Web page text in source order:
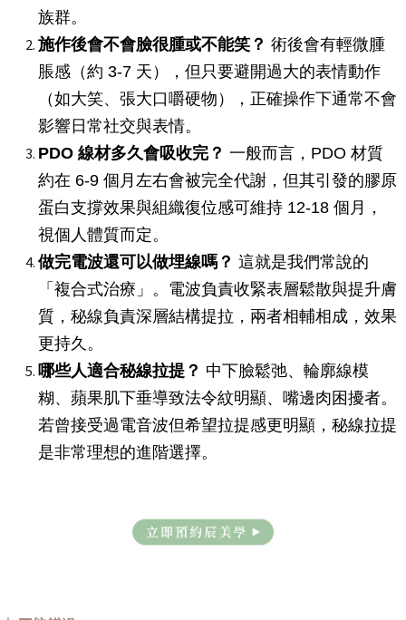
族群。
施作後會不會臉很腫或不能笑？ 術後會有輕微腫
脹感（約 3-7 天），但只要避開過大的表情動作
（如大笑、張大口嚼硬物），正確操作下通常不會
影響日常社交與表情。
PDO 線材多久會吸收完？ 一般而言，PDO 材質
約在 6-9 個月左右會被完全代謝，但其引發的膠原
蛋白支撐效果與組織復位感可維持 12-18 個月，
視個人體質而定。
做完電波還可以做埋線嗎？ 這就是我們常說的
「複合式治療」。電波負責收緊表層鬆散與提升膚
質，秘線負責深層結構提拉，兩者相輔相成，效果
更持久。
哪些人適合秘線拉提？ 中下臉鬆弛、輪廓線模
糊、蘋果肌下垂導致法令紋明顯、嘴邊肉困擾者。
若曾接受過電音波但希望拉提感更明顯，秘線拉提
是非常理想的進階選擇。